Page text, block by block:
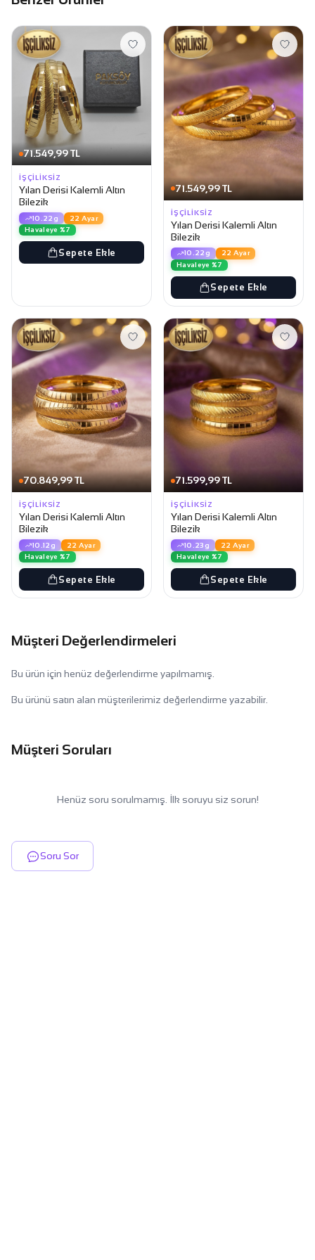
71.549,99 TL
İŞÇILIKSIZ
Yılan Derisi Kalemli Altın
Bilezik
10.22g
22 Ayar
Havaleye %7
Sepete Ekle
71.549,99 TL
İŞÇILIKSIZ
Yılan Derisi Kalemli Altın
Bilezik
10.22g
22 Ayar
Havaleye %7
Sepete Ekle
70.849,99 TL
İŞÇILIKSIZ
Yılan Derisi Kalemli Altın
Bilezik
10.12g
22 Ayar
Havaleye %7
Sepete Ekle
71.599,99 TL
İŞÇILIKSIZ
Yılan Derisi Kalemli Altın
Bilezik
10.23g
22 Ayar
Havaleye %7
Sepete Ekle
Müşteri Değerlendirmeleri
Bu ürün için henüz değerlendirme yapılmamış.
Bu ürünü satın alan müşterilerimiz değerlendirme yazabilir.
Müşteri Soruları
Henüz soru sorulmamış. İlk soruyu siz sorun!
Soru Sor